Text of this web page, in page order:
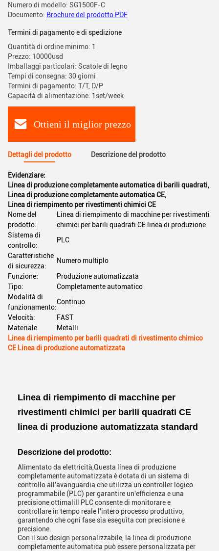
Numero di modello: SG1500F-C
Documento: Brochure del prodotto PDF
Termini di pagamento e di spedizione
Quantità di ordine minimo: 1
Prezzo: 10000usd
Imballaggi particolari: Scatole di legno
Tempi di consegna: 30 giorni
Termini di pagamento: T/T, D/P
Capacità di alimentazione: 1set/week
Ottieni il miglior prezzo
Dettagli del prodotto Descrizione del prodotto
Evidenziare:
Linea di produzione completamente automatica di barili quadrati,
Linea di produzione completamente automatica CE,
Linea di riempimento per rivestimenti chimici CE
Nome del
prodotto:
Linea di riempimento di macchine per rivestimenti
chimici per barili quadrati CE linea di produzione
Sistema di
controllo:
PLC
Caratteristiche
di sicurezza:
Numero multiplo
Funzione:
Produzione automatizzata
Tipo:
Completamente automatico
Modalità di
funzionamento:
Continuo
Velocità:
FAST
Materiale:
Metalli
Linea di riempimento per barili quadrati di rivestimento chimico
CE Linea di produzione automatizzata
Linea di riempimento di macchine per
rivestimenti chimici per barili quadrati CE
linea di produzione automatizzata standard
Descrizione del prodotto:
Alimentato da elettricità,Questa linea di produzione
completamente automatizzata è dotata di un sistema di
controllo all'avanguardia che utilizza un controller logico
programmabile (PLC) per garantire un'efficienza e una
precisione ottimaliIl PLC consente di monitorare e
controllare in tempo reale l'intero processo produttivo,
garantendo che ogni fase sia eseguita con precisione e
precisione.
Con il suo design personalizzabile, la linea di produzione
completamente automatica può essere personalizzata per